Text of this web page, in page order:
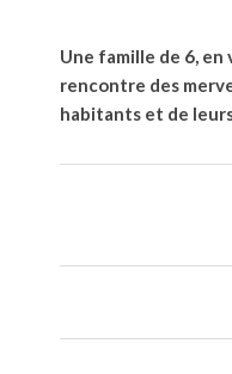
Une famille de 6,
rencontre des
habitants et de